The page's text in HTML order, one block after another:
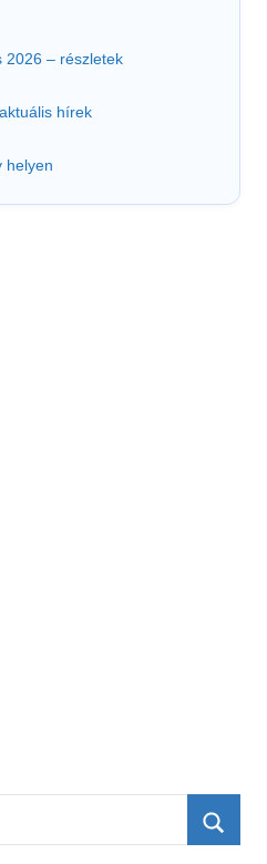
2026 – részletek
hírek
helyen